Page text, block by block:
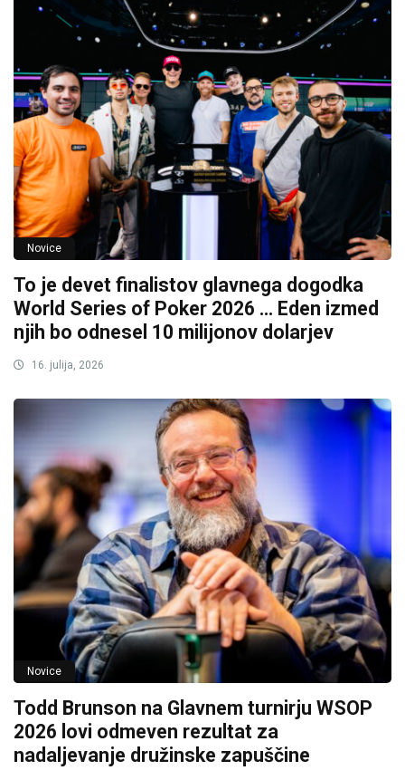
Novice
To je devet finalistov glavnega dogodka
World Series of Poker 2026 … Eden izmed
njih bo odnesel 10 milijonov dolarjev
16. julija, 2026
Novice
Todd Brunson na Glavnem turnirju WSOP
2026 lovi odmeven rezultat za
nadaljevanje družinske zapuščine